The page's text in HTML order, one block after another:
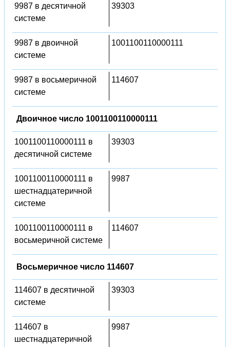
9987 в десятичной
системе
39303
9987 в двоичной
системе
1001100110000111
9987 в восьмеричной
системе
114607
Двоичное число 1001100110000111
1001100110000111 в
десятичной системе
39303
1001100110000111 в
шестнадцатеричной
системе
9987
1001100110000111 в
восьмеричной системе
114607
Восьмеричное число 114607
114607 в десятичной
системе
39303
114607 в
шестнадцатеричной
9987